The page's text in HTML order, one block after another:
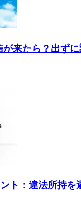
来たら？出ず
ト：違法所持を